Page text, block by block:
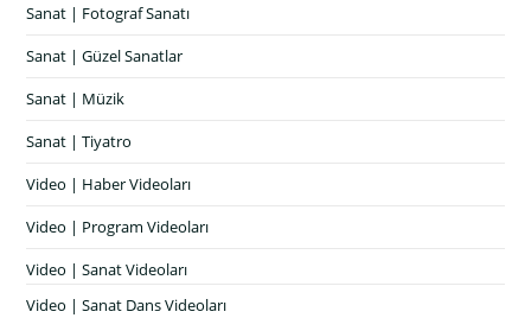
Sanat | Fotograf Sanatı
Sanat | Güzel Sanatlar
Sanat | Müzik
Sanat | Tiyatro
Video | Haber Videoları
Video | Program Videoları
Video | Sanat Videoları
Video | Sanat Dans Videoları